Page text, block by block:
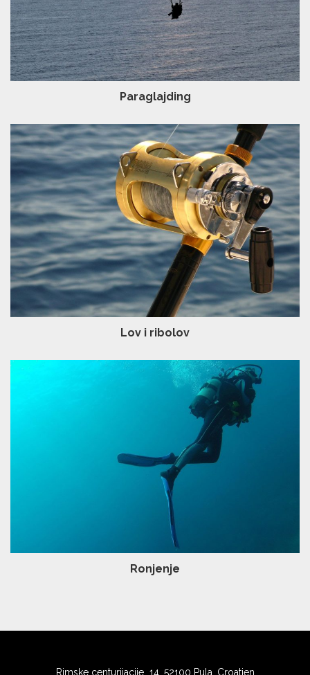
Paraglajding
Lov i ribolov
Ronjenje
Rimske centurijacije 14, 52100 Pula, Croatien